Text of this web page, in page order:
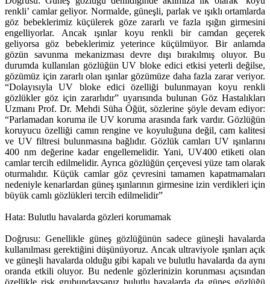
renkli’ camlar geliyor. Normalde, güneşli, parlak ve ışıklı ortamlarda
göz bebeklerimiz küçülerek göze zararlı ve fazla ışığın girmesini
engelliyorlar. Ancak ışınlar koyu renkli bir camdan geçerek
geliyorsa göz bebeklerimiz yeterince küçülmüyor. Bir anlamda
gözün savunma mekanizması devre dışı bırakılmış oluyor. Bu
durumda kullanılan gözlüğün UV bloke edici etkisi yeterli değilse,
gözümüz için zararlı olan ışınlar gözümüze daha fazla zarar veriyor.
“Dolayısıyla UV bloke edici özelliği bulunmayan koyu renkli
gözlükler göz için zararlıdır” uyarısında bulunan Göz Hastalıkları
Uzmanı Prof. Dr. Mehdi Süha Öğüt, sözlerine şöyle devam ediyor:
“Parlamadan koruma ile UV koruma arasında fark vardır. Gözlüğün
koruyucu özelliği camın rengine ve koyuluğuna değil, cam kalitesi
ve UV filtresi bulunmasına bağlıdır. Gözlük camları UV ışınlarını
400 nm değerine kadar engellemelidir. Yani, UV400 etiketi olan
camlar tercih edilmelidir. Ayrıca gözlüğün çerçevesi yüze tam olarak
oturmalıdır. Küçük camlar göz çevresini tamamen kapatmamaları
nedeniyle kenarlardan güneş ışınlarının girmesine izin verdikleri için
büyük camlı gözlükleri tercih edilmelidir”
Hata: Bulutlu havalarda gözleri korumamak
Doğrusu: Genellikle güneş gözlüğünün sadece güneşli havalarda
kullanılması gerektiğini düşünüyoruz. Ancak ultraviyole ışınları açık
ve güneşli havalarda olduğu gibi kapalı ve bulutlu havalarda da aynı
oranda etkili oluyor. Bu nedenle gözlerinizin korunması açısından